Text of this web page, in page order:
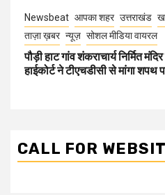
Newsbeat आपका शहर उत्तराखंड
ताज़ा ख़बर न्यूज़ सोशल मीडिया वायरल
पौड़ी हाट गांव शंकराचार्य निर्मित
हाईकोर्ट ने टीएचडीसी से मांगा शपथ
CALL FOR